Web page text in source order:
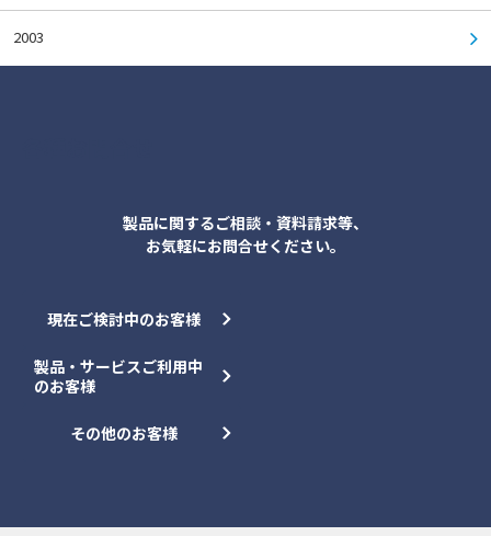
2003
製品に関するご相談・資料請求等、
お気軽にお問合せください。
現在ご検討中のお客様
製品・サービスご利用中
のお客様
その他のお客様